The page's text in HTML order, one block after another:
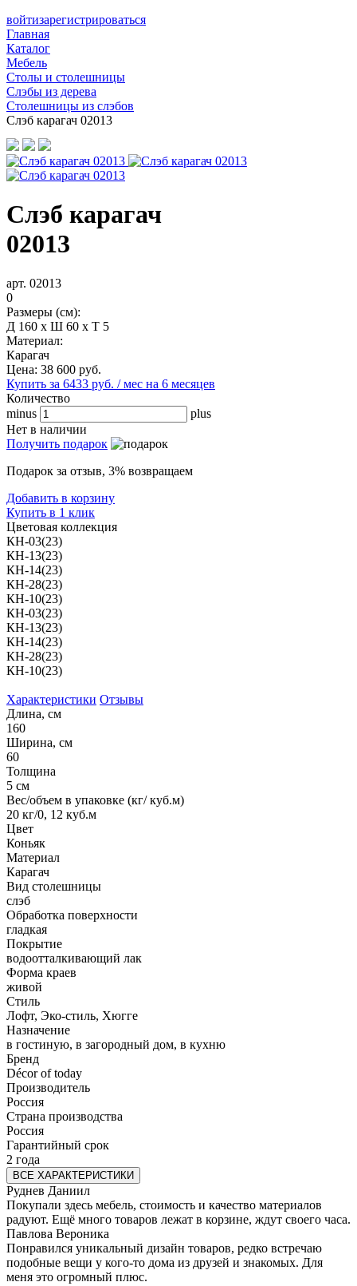
войтизарегистрироваться
Главная
Каталог
Мебель
Столы и столешницы
Слэбы из дерева
Столешницы из слэбов
Слэб карагач 02013
Слэб карагач
02013
арт. 02013
0
Размеры (см):
Д 160 x Ш 60 x Т 5
Материал:
Карагач
Цена: 38 600 руб.
Купить за 6433 руб. / мес на 6 месяцев
Количество
minus
plus
Нет в наличии
Получить подарок
Подарок за отзыв, 3% возвращаем
Добавить в корзину
Купить в 1 клик
Цветовая коллекция
КН-03(23)
КН-13(23)
КН-14(23)
КН-28(23)
КН-10(23)
КН-03(23)
КН-13(23)
КН-14(23)
КН-28(23)
КН-10(23)
Характеристики Отзывы
Длина, см
160
Ширина, см
60
Толщина
5 см
Вес/объем в упаковке (кг/ куб.м)
20 кг/0, 12 куб.м
Цвет
Коньяк
Материал
Карагач
Вид столешницы
слэб
Обработка поверхности
гладкая
Покрытие
водоотталкивающий лак
Форма краев
живой
Стиль
Лофт, Эко-стиль, Хюгге
Назначение
в гостиную, в загородный дом, в кухню
Бренд
Décor of today
Производитель
Россия
Страна производства
Россия
Гарантийный срок
2 года
ВСЕ ХАРАКТЕРИСТИКИ
Руднев Даниил
Покупали здесь мебель, стоимость и качество материалов
радуют. Ещё много товаров лежат в корзине, ждут своего часа.
Павлова Вероника
Понравился уникальный дизайн товаров, редко встречаю
подобные вещи у кого-то дома из друзей и знакомых. Для
меня это огромный плюс.